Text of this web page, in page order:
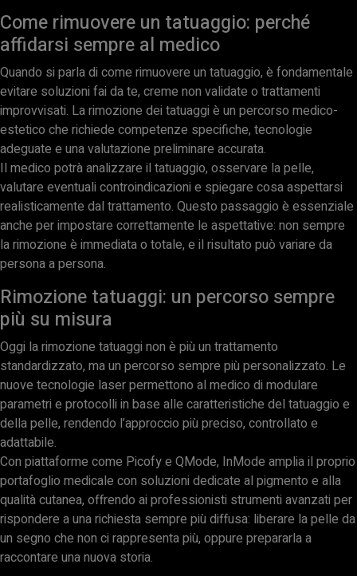
Come rimuovere un tatuaggio: perché
affidarsi sempre al medico
Quando si parla di come rimuovere un tatuaggio, è fondamentale
evitare soluzioni fai da te, creme non validate o trattamenti
improvvisati. La rimozione dei tatuaggi è un percorso medico-
estetico che richiede competenze specifiche, tecnologie
adeguate e una valutazione preliminare accurata.
Il medico potrà analizzare il tatuaggio, osservare la pelle,
valutare eventuali controindicazioni e spiegare cosa aspettarsi
realisticamente dal trattamento. Questo passaggio è essenziale
anche per impostare correttamente le aspettative: non sempre
la rimozione è immediata o totale, e il risultato può variare da
persona a persona.
Rimozione tatuaggi: un percorso sempre
più su misura
Oggi la rimozione tatuaggi non è più un trattamento
standardizzato, ma un percorso sempre più personalizzato. Le
nuove tecnologie laser permettono al medico di modulare
parametri e protocolli in base alle caratteristiche del tatuaggio e
della pelle, rendendo l’approccio più preciso, controllato e
adattabile.
Con piattaforme come Picofy e QMode, InMode amplia il proprio
portafoglio medicale con soluzioni dedicate al pigmento e alla
qualità cutanea, offrendo ai professionisti strumenti avanzati per
rispondere a una richiesta sempre più diffusa: liberare la pelle da
un segno che non ci rappresenta più, oppure prepararla a
raccontare una nuova storia.